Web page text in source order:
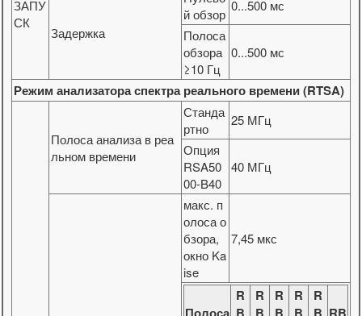
ЗАПУ
СК
Задержка
й обзор
0...500 мс
Полоса
обзора
≥10 Гц
0...500 мс
Режим анализатора спектра реального времени (RTSA)
Полоса анализа в реа
льном времени
Станда
ртно
25 МГц
Опция
RSA50
00-B40
40 МГц
макс. п
олоса о
бзора,
окно Ka
ise
7,45 мкс
Полоса
R
B
R
B
R
B
R
B
R
B RB